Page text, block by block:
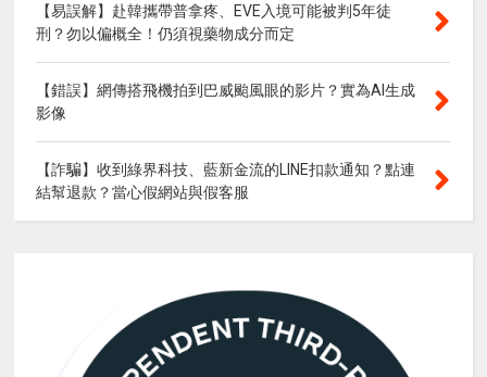
【易誤解】赴韓攜帶普拿疼、EVE入境可能被判5年徒
刑？勿以偏概全！仍須視藥物成分而定
【錯誤】網傳搭飛機拍到巴威颱風眼的影片？實為AI生成
影像
【詐騙】收到綠界科技、藍新金流的LINE扣款通知？點連
結幫退款？當心假網站與假客服